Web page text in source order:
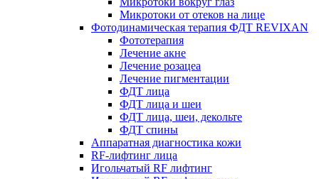
Микротоки от отеков на лице
Фотодинамическая терапия ФДТ REVIXAN
Фототерапия
Лечение акне
Лечение розацеа
Лечение пигментации
ФДТ лица
ФДТ лица и шеи
ФДТ лица, шеи, декольте
ФДТ спины
Аппаратная диагностика кожи
RF-лифтинг лица
Игольчатый RF лифтинг